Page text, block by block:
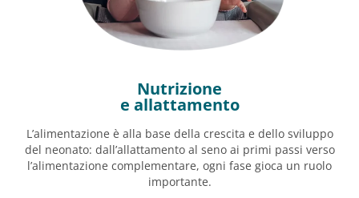
Nutrizione
e allattamento
L’alimentazione è alla base della crescita e dello sviluppo
del neonato: dall’allattamento al seno ai primi passi verso
l’alimentazione complementare, ogni fase gioca un ruolo
importante.